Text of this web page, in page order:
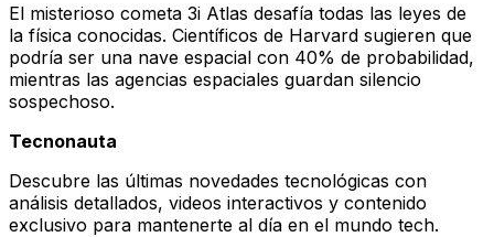
El misterioso cometa 3i Atlas desafía todas las leyes de
la física conocidas. Científicos de Harvard sugieren que
podría ser una nave espacial con 40% de probabilidad,
mientras las agencias espaciales guardan silencio
sospechoso.
Tecnonauta
Descubre las últimas novedades tecnológicas con
análisis detallados, videos interactivos y contenido
exclusivo para mantenerte al día en el mundo tech.